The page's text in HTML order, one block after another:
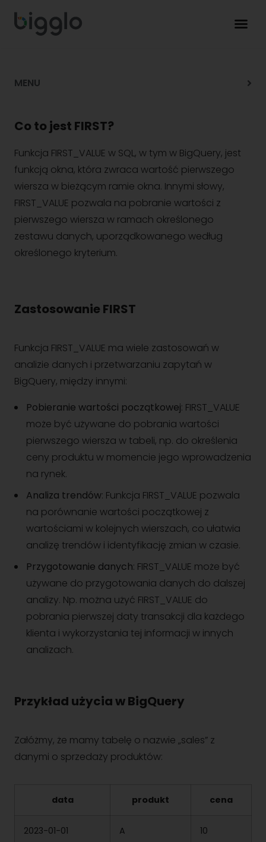
Co to jest FIRST?
Funkcja FIRST_VALUE w SQL, w tym w BigQuery, jest
funkcją okna, która zwraca wartość pierwszego
wiersza w bieżącym ramie okna. Innymi słowy,
FIRST_VALUE pozwala na pobranie wartości z
pierwszego wiersza w ramach określonego
zestawu danych, uporządkowanego według
określonego kryterium.
Zastosowanie FIRST
Funkcja FIRST_VALUE ma wiele zastosowań w
analizie danych i przetwarzaniu zapytań w
BigQuery, między innymi:
Pobieranie wartości początkowej: FIRST_VALUE
może być używane do pobrania wartości
pierwszego wiersza w tabeli, np. do określenia
ceny produktu w momencie jego wprowadzenia
na rynek.
Analiza trendów: Funkcja FIRST_VALUE pozwala
na porównanie wartości początkowej z
wartościami w kolejnych wierszach, co ułatwia
analizę trendów i identyfikację zmian w czasie.
Przygotowanie danych: FIRST_VALUE może być
używane do przygotowania danych do dalszej
analizy. Np. można użyć FIRST_VALUE do
pobrania pierwszej daty transakcji dla każdego
klienta i wykorzystania tej informacji w innych
analizach.
Przykład użycia w BigQuery
Załóżmy, że mamy tabelę o nazwie „sales” z
danymi o sprzedaży produktów:
data produkt cena
2023-01-01 A 10
MENU